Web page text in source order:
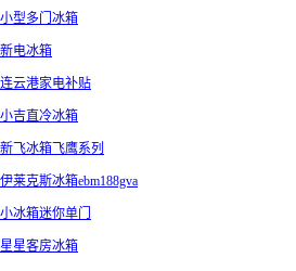
小型多门冰箱
新电冰箱
连云港家电补贴
小吉直冷冰箱
新飞冰箱飞鹰系列
伊莱克斯冰箱ebm188gva
小冰箱迷你单门
星星客房冰箱